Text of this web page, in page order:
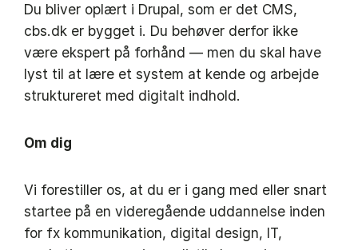
Du bliver oplært i Drupal, som er det CMS,
cbs.dk er bygget i. Du behøver derfor ikke
være ekspert på forhånd — men du skal have
lyst til at lære et system at kende og arbejde
struktureret med digitalt indhold.
Om dig
Vi forestiller os, at du er i gang med eller snart
startee på en videregående uddannelse inden
for fx kommunikation, digital design, IT,